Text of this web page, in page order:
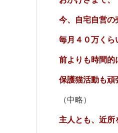
今、自宅自営の
毎月４０万くら
前よりも時間的
保護猫活動も頑
（中略）
主人とも、近所